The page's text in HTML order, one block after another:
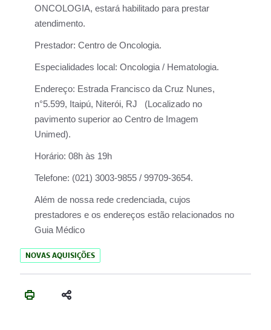
ONCOLOGIA, estará habilitado para prestar
atendimento.
Prestador: Centro de Oncologia.
Especialidades local: Oncologia / Hematologia.
Endereço: Estrada Francisco da Cruz Nunes,
n°5.599, Itaipú, Niterói, RJ (Localizado no
pavimento superior ao Centro de Imagem
Unimed).
Horário: 08h às 19h
Telefone: (021) 3003-9855 / 99709-3654.
Além de nossa rede credenciada, cujos
prestadores e os endereços estão relacionados no
Guia Médico
NOVAS AQUISIÇÕES